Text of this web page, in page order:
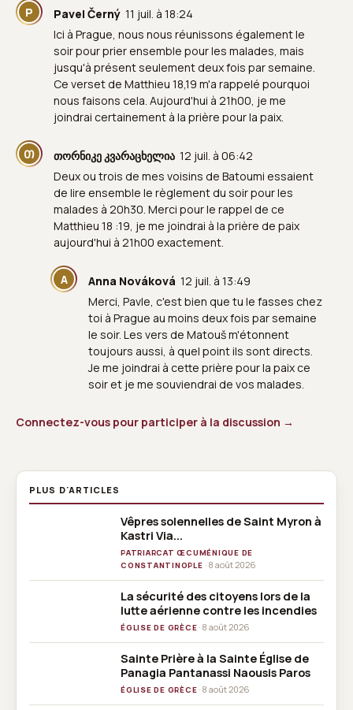
P Pavel Černý 11 juil. à 18:24
Ici à Prague, nous nous réunissons également le
soir pour prier ensemble pour les malades, mais
jusqu'à présent seulement deux fois par semaine.
Ce verset de Matthieu 18,19 m'a rappelé pourquoi
nous faisons cela. Aujourd'hui à 21h00, je me
joindrai certainement à la prière pour la paix.
Თ თორნიკე კვარაცხელია 12 juil. à 06:42
Deux ou trois de mes voisins de Batoumi essaient
de lire ensemble le règlement du soir pour les
malades à 20h30. Merci pour le rappel de ce
Matthieu 18 :19, je me joindrai à la prière de paix
aujourd'hui à 21h00 exactement.
A Anna Nováková 12 juil. à 13:49
Merci, Pavle, c'est bien que tu le fasses chez
toi à Prague au moins deux fois par semaine
le soir. Les vers de Matouš m'étonnent
toujours aussi, à quel point ils sont directs.
Je me joindrai à cette prière pour la paix ce
soir et je me souviendrai de vos malades.
Connectez-vous pour participer à la discussion →
PLUS D'ARTICLES
Vêpres solennelles de Saint Myron à
Kastri Via...
PATRIARCAT ŒCUMÉNIQUE DE
CONSTANTINOPLE · 8 août 2026
La sécurité des citoyens lors de la
lutte aérienne contre les incendies
ÉGLISE DE GRÈCE · 8 août 2026
Sainte Prière à la Sainte Église de
Panagia Pantanassi Naousis Paros
ÉGLISE DE GRÈCE · 8 août 2026